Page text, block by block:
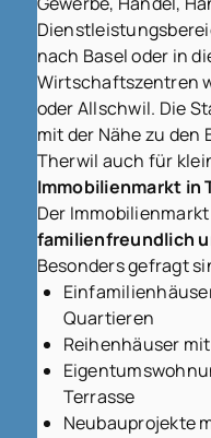
nach Basel oder in
Wirtschaftszentren
oder Allschwil. Die
mit der Nähe zu
Therwil auch für
Immobilienmarkt in
Der
familienfreundlich
Besonders gefragt
Quartieren
Reihenhäuser
Terrasse
Neubauprojekte